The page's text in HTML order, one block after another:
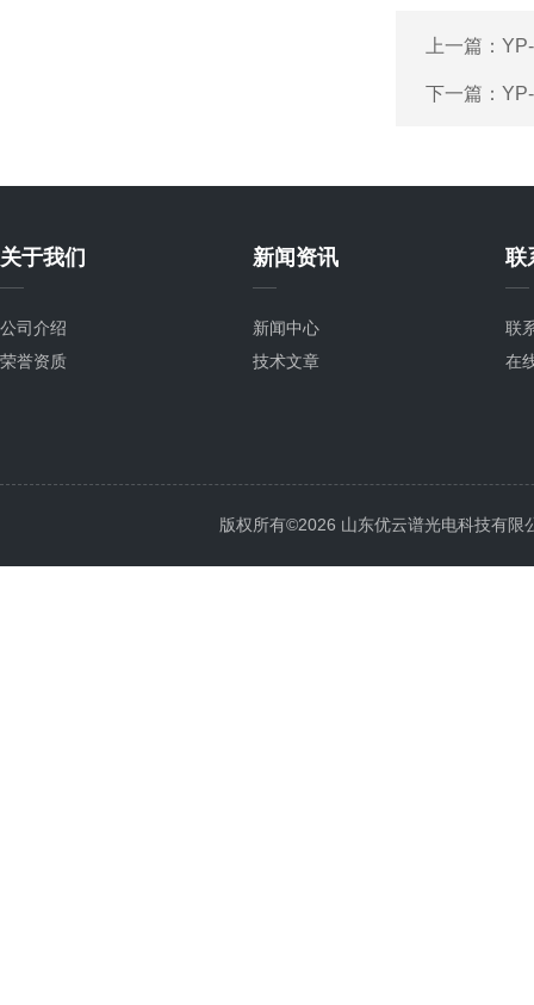
上一篇：
下一篇：
关于我们
公司介绍
荣誉资质
新闻资讯
新闻中心
技术文章
联
联
在
版权所有©2026 山东优云谱光电科技有